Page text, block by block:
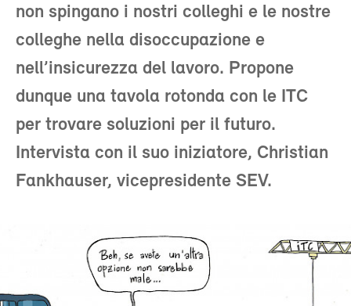
non spingano i nostri colleghi e le nostre
colleghe nella disoccupazione e
nell’insicurezza del lavoro. Propone
dunque una tavola rotonda con le ITC
per trovare soluzioni per il futuro.
Intervista con il suo iniziatore, Christian
Fankhauser, vicepresidente SEV.